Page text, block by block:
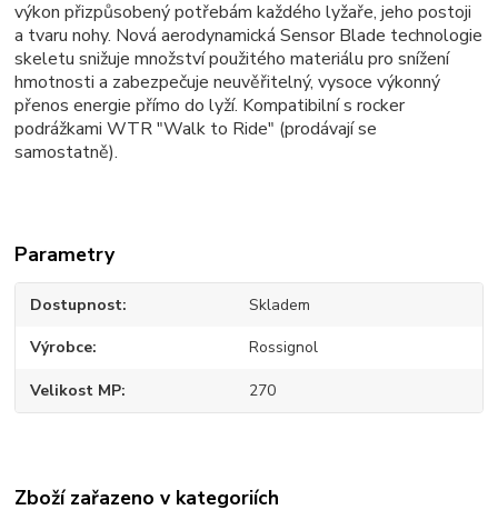
výkon přizpůsobený potřebám každého lyžaře, jeho postoji
a tvaru nohy. Nová aerodynamická Sensor Blade technologie
skeletu snižuje množství použitého materiálu pro snížení
hmotnosti a zabezpečuje neuvěřitelný, vysoce výkonný
přenos energie přímo do lyží. Kompatibilní s rocker
podrážkami WTR "Walk to Ride" (prodávají se
samostatně).
Parametry
Dostupnost Skladem
Výrobce Rossignol
Velikost MP 270
Zboží zařazeno v kategoriích